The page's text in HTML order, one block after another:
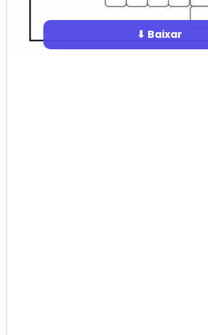
⬇ Baixar